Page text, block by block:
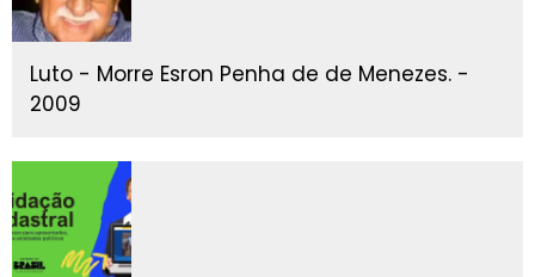
Luto - Morre Esron Penha de de Menezes. -
2009